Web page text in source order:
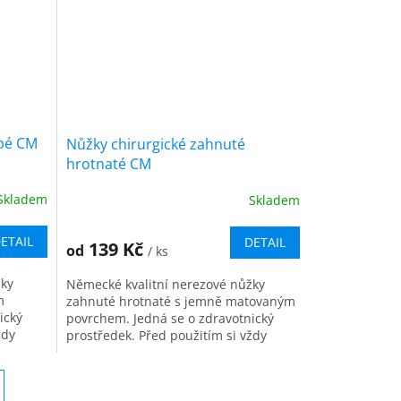
CM
Nůžky chirurgické zahnuté
hrotnaté CM
Skladem
od 139 Kč / ks
DETAIL
Německé kvalitní nerezové nůžky
zahnuté hrotnaté s jemně matovaným
povrchem. Jedná se o zdravotnický
prostředek. Před použitím si vždy